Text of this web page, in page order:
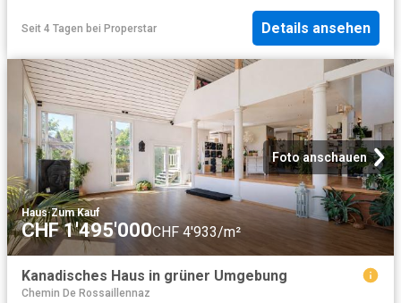
Seit 4 Tagen bei Properstar Details ansehen
Foto anschauen
Haus·Zum Kauf
CHF 1'495'000CHF 4'933/m²
Kanadisches Haus in grüner Umgebung
Chemin De Rossaillennaz